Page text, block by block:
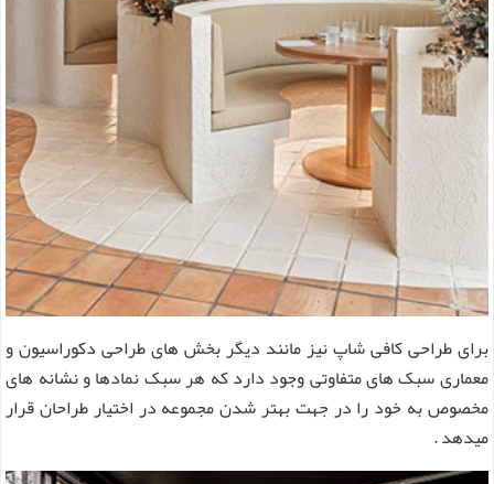
برای طراحی کافی شاپ نیز مانند دیگر بخش های طراحی دکوراسیون و
معماری سبک های متفاوتی وجود دارد که هر سبک نمادها و نشانه های
مخصوص به خود را در جهت بهتر شدن مجموعه در اختیار طراحان قرار
میدهد .